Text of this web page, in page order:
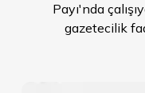
Payı'nda
gazetecilik